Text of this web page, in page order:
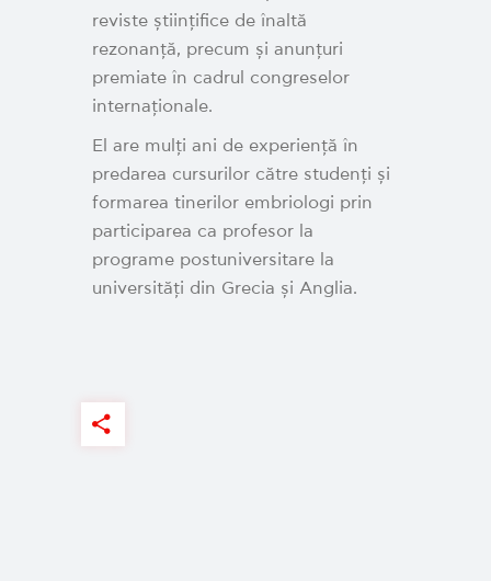
reviste științifice de înaltă
rezonanță, precum și anunțuri
premiate în cadrul congreselor
internaționale.
El are mulți ani de experiență în
predarea cursurilor către studenți și
formarea tinerilor embriologi prin
participarea ca profesor la
programe postuniversitare la
universități din Grecia și Anglia.